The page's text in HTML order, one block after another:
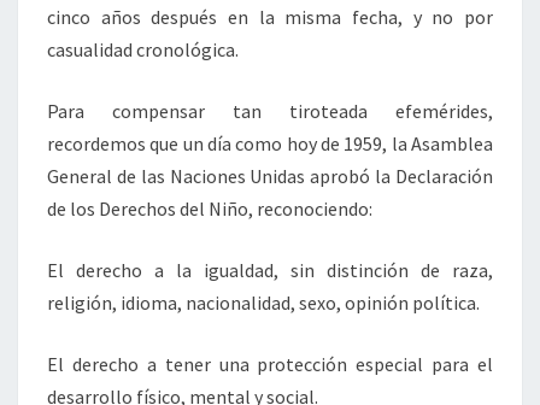
cinco años después en la misma fecha, y no por
casualidad cronológica.
Para compensar tan tiroteada efemérides,
recordemos que un día como hoy de 1959, la Asamblea
General de las Naciones Unidas aprobó la Declaración
de los Derechos del Niño, reconociendo:
El derecho a la igualdad, sin distinción de raza,
religión, idioma, nacionalidad, sexo, opinión política.
El derecho a tener una protección especial para el
desarrollo físico, mental y social.